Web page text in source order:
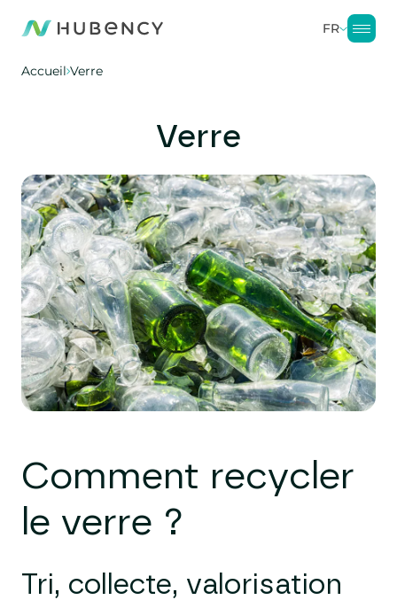
FR
Accueil Verre
Verre
Comment recycler
le verre ?
Tri, collecte, valorisation